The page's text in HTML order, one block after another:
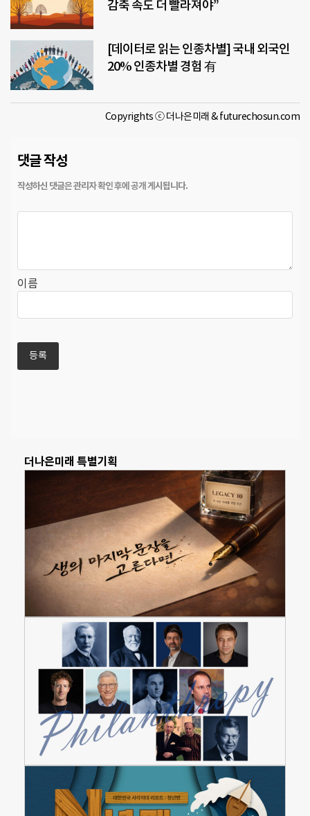
감축 속도 더 빨라져야”
[데이터로 읽는 인종차별] 국내 외국인
20% 인종차별 경험 有
Copyrights ⓒ 더나은미래 & futurechosun.com
댓글 작성
이름
더나은미래 특별기획